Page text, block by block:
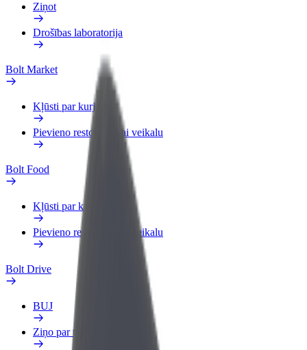
Ziņot
Drošības laboratorija
Bolt Market
Kļūsti par kurjeru
Pievieno restorānu vai veikalu
Bolt Food
Kļūsti par kurjeru
Pievieno restorānu vai veikalu
Bolt Drive
BUJ
Ziņo par transportlīdzekli